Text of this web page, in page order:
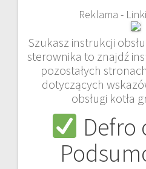
Reklama -
Szukasz instrukcji
sterownika to znajdź
pozostałych
dotyczących
obsługi kotła
Defro